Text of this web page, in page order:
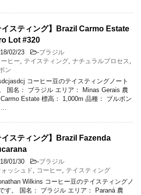
イスティング】Brazil Carmo Estate
Lot #320
02/23 -ブラジル
ーヒー, テイスティング, ナチュラルプロセス ,
ン
コーヒー豆のテイスティングノート
国名： ブラジル エリア： Minas Gerais 農
Estate 標高： 1,000m 品種： ブルボン
…
イスティング】Brazil Fazenda
01/30 -ブラジル
ォッシュド, コーヒー, テイスティング
Wilkins コーヒー豆のテイスティングノ
す。 国名： ブラジル エリア： Paraná 農